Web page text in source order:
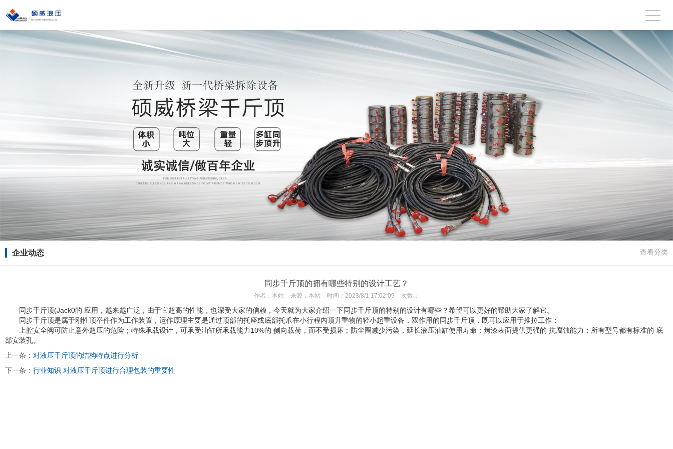
企业动态 查看分类
同步千斤顶的拥有哪些特别的设计工艺？
作者： 本站 来源： 本站 时间： 2023/8/1 17:02:09 次数：
同步千斤顶(Jack0的 应用，越来越广泛，由于它超高的性能，也深受大家的信赖，今天就为大家介绍一下同步千斤顶的特别的设计有哪些？希望可以更好的帮助大家了解它。
同步千斤顶是属于刚性顶举件作为工作装置，运作原理主要是通过顶部的托座或底部托爪在小行程内顶升重物的轻小起重设备，双作用的同步千斤顶，既可以应用于推拉工作；
上腔安全阀可防止意外超压的危险；特殊承载设计，可承受油缸所承载能力10%的 侧向载荷，而不受损坏；防尘圈减少污染，延长液压油缸使用寿命；烤漆表面提供更强的 抗腐蚀能力；所有型号都有标准的 底
部安装孔。
上一条： 对液压千斤顶的结构特点进行分析
下一条： 行业知识 对液压千斤顶进行合理包装的重要性